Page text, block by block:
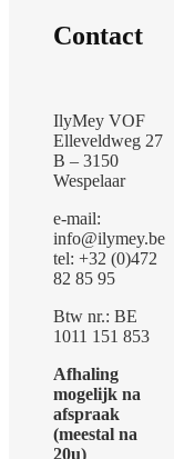
Contact
IlyMey VOF
Elleveldweg 27
B – 3150
Wespelaar
e-mail:
info@ilymey.be
tel: +32 (0)472
82 85 95
Btw nr.: BE
1011 151 853
Afhaling
mogelijk na
afspraak
(meestal na
20u)